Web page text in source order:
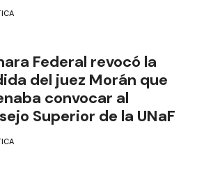
Federal revocó la
del juez Morán que
convocar al
Superior de la UNaF